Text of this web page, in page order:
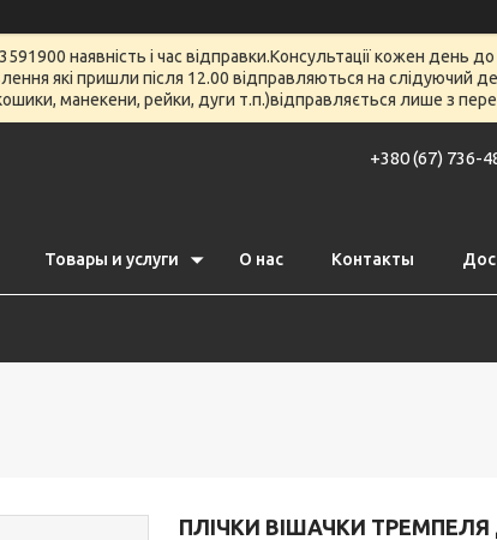
наявність і час відправки.Консультації кожен день
які пришли після 12.00 відправляються на слідуючий
манекени, рейки, дуги т.п.)відправляється лише з
+380 (67) 736-
Товары и услуги О нас Контакты
ПЛІЧКИ ВІШАЧКИ